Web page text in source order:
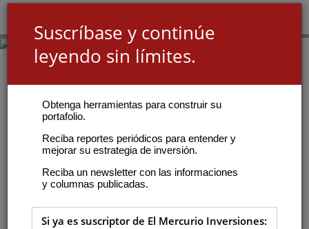
Suscríbase y continúe
leyendo sin límites.
Obtenga herramientas para construir su
portafolio.
Reciba reportes periódicos para entender y
mejorar su estrategia de inversión.
Reciba un newsletter con las informaciones
y columnas publicadas.
Si ya es suscriptor de El Mercurio Inversiones: